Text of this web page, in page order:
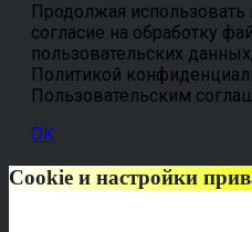
Продолжая
согласие на обработку
пользовательских
Политикой
Пользовательским
OK
Cookie и настройки